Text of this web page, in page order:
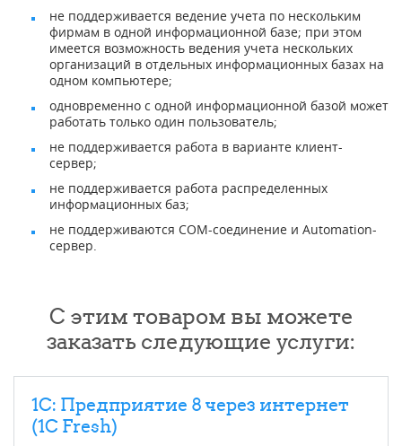
не поддерживается ведение учета по нескольким
фирмам в одной информационной базе; при этом
имеется возможность ведения учета нескольких
организаций в отдельных информационных базах на
одном компьютере;
одновременно с одной информационной базой может
работать только один пользователь;
не поддерживается работа в варианте клиент-
сервер;
не поддерживается работа распределенных
информационных баз;
не поддерживаются COM-соединение и Automation-
сервер.
С этим товаром вы можете
заказать следующие услуги:
1С: Предприятие 8 через интернет
(1C Fresh)